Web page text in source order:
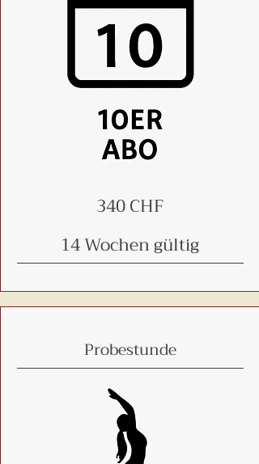
340 CHF
14 Wochen gültig
Probestunde